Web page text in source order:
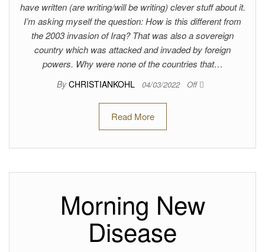
have written (are writing/will be writing) clever stuff about it.
I’m asking myself the question: How is this different from
the 2003 invasion of Iraq? That was also a sovereign
country which was attacked and invaded by foreign
powers. Why were none of the countries that…
By CHRISTIANKOHL 04/03/2022 Off
Read More
Morning New
Disease